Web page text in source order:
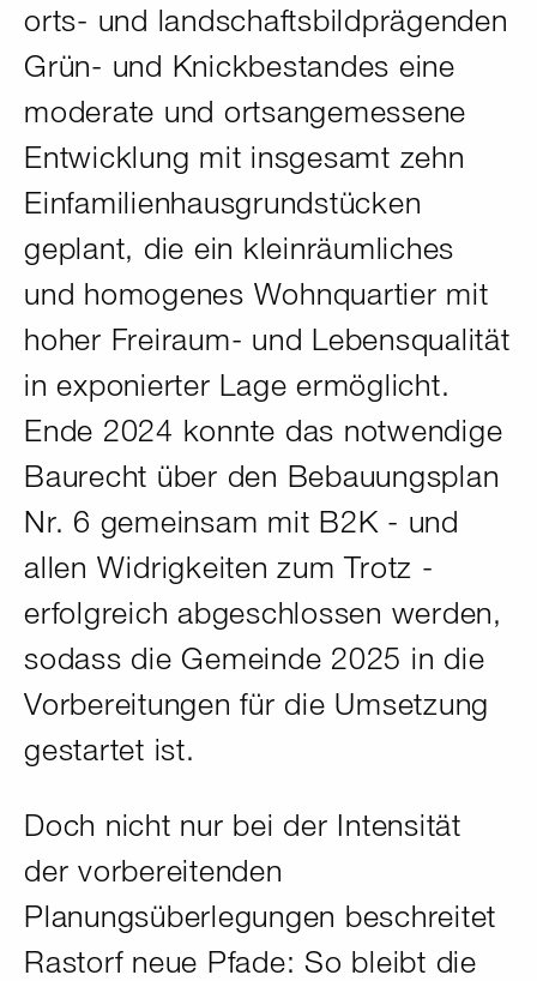
orts- und landschaftsbildprägenden
Grün- und Knickbestandes eine
moderate und ortsangemessene
Entwicklung mit insgesamt zehn
Einfamilienhausgrundstücken
geplant, die ein kleinräumliches
und homogenes Wohnquartier mit
hoher Freiraum- und Lebensqualität
in exponierter Lage ermöglicht.
Ende 2024 konnte das notwendige
Baurecht über den Bebauungsplan
Nr. 6 gemeinsam mit B2K - und
allen Widrigkeiten zum Trotz -
erfolgreich abgeschlossen werden,
sodass die Gemeinde 2025 in die
Vorbereitungen für die Umsetzung
gestartet ist.
Doch nicht nur bei der Intensität
der vorbereitenden
Planungsüberlegungen beschreitet
Rastorf neue Pfade: So bleibt die